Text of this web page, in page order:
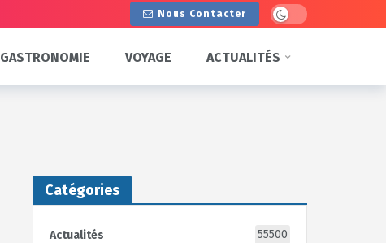
Nous Contacter Dark mode
GASTRONOMIE VOYAGE ACTUALITÉS
Catégories
Actualités 55500